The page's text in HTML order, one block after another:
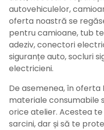
autovehiculelor,
oferta noastră se
pentru camioane, tub
adeziv, conectori
siguranțe auto, socluri
electricieni.
De asemenea, în
materiale consumabile
orice atelier. Acestea
sarcini, dar și să te